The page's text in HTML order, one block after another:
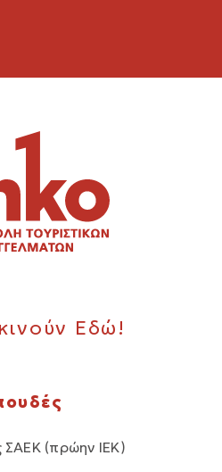
Εδώ!
ΣΑΕΚ (πρώην ΙΕΚ)